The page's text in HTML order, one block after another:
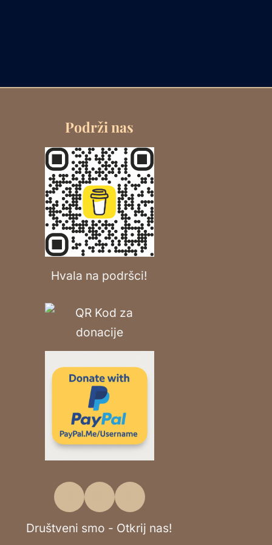
Podrži nas
Hvala na podršci!
Društveni smo - Otkrij nas!